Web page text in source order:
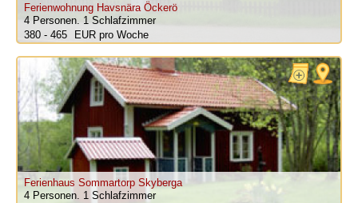
Ferienwohnung Havsnära Öckerö
4 Personen. 1 Schlafzimmer
380 - 465
pro Woche
Ferienhaus Sommartorp Skyberga
4 Personen. 1 Schlafzimmer